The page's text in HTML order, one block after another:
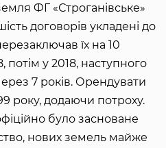
ФГ «Строганівське»
договорів укладені до
їх на 10
потім у 2018, наступного
7 років. Орендувати
року, додаючи потроху.
було засноване
нових земель майже